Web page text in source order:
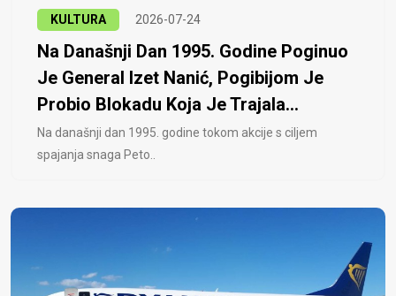
KULTURA 2026-07-24
Na Današnji Dan 1995. Godine Poginuo
Je General Izet Nanić, Pogibijom Je
Probio Blokadu Koja Je Trajala...
Na današnji dan 1995. godine tokom akcije s ciljem
spajanja snaga Peto..